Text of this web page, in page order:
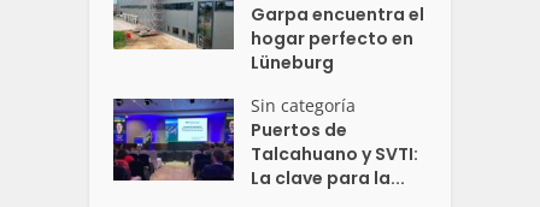
Garpa encuentra el
hogar perfecto en
Lüneburg
Sin categoría
Puertos de
Talcahuano y SVTI:
La clave para la...